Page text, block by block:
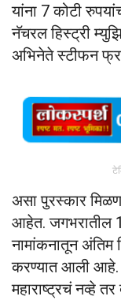
यांना 7 कोटी
नॅचरल हिस्ट्री
अभिनेते स्टीफन
असा पुरस्कार
आहेत. जगभरातील
नामांकनातून अंतिम
करण्यात आली आहे.
महाराष्ट्रचं नव्हे